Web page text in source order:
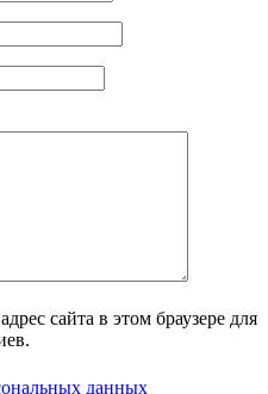
сайта в этом браузере для
данных